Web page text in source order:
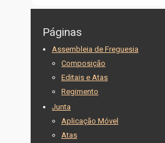
Páginas
Assembleia de Freguesia
Composição
Editais e Atas
Regimento
Junta
Aplicação Móvel
Atas